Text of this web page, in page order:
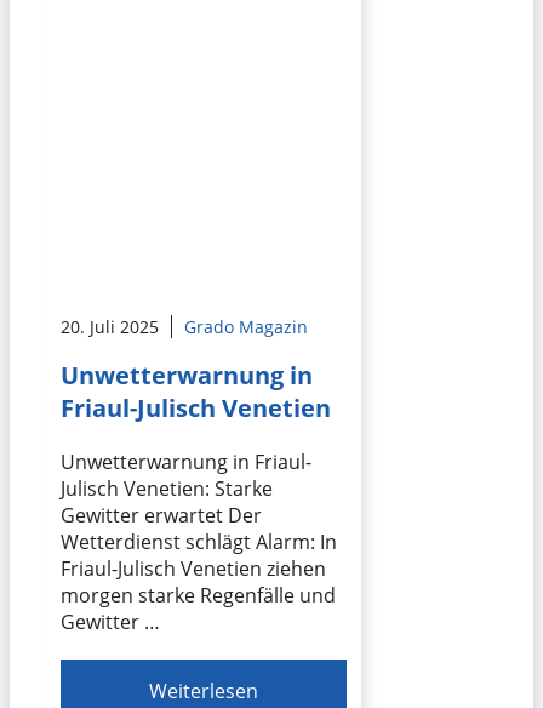
20. Juli 2025 Grado Magazin
Unwetterwarnung in
Friaul-Julisch Venetien
Unwetterwarnung in Friaul-
Julisch Venetien: Starke
Gewitter erwartet Der
Wetterdienst schlägt Alarm: In
Friaul-Julisch Venetien ziehen
morgen starke Regenfälle und
Gewitter …
Weiterlesen